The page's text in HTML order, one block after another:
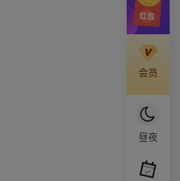
会员
昼夜